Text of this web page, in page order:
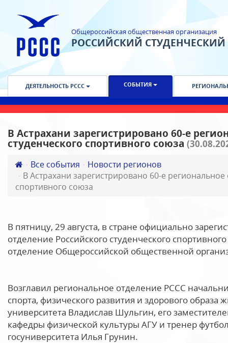
Общероссийская общественная организация
РОССИЙСКИЙ
ДЕЯТЕЛЬНОСТЬ РССС СОБЫТИЯ
В Астрахани зарегистрировано 60-е
студенческого спортивного союза
Все события
Новости регионов
В Астрахани зарегистрировано 60-е
спортивного союза
В пятницу, 29 августа, в стране официально
отделение Российского студенческого
отделение Общероссийской общественной
Возглавил региональное отделение РССС
спорта, физического развития и здорового образа
университета Владислав Шульгин, его
кафедры физической культуры АГУ и тренер
госуниверситета Илья Грунин.